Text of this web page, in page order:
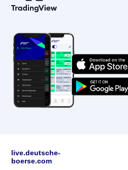
live.deutsche-
boerse.com